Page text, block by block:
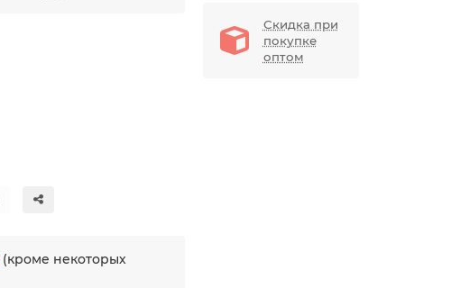
(кроме некоторых
Скидка при
покупке
оптом